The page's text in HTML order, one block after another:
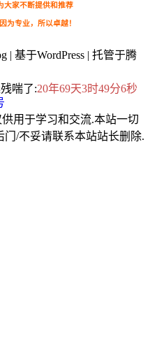
大家不断提供和推荐
为专业，所以卓越！
| 基于WordPress | 托管于腾
喘了:20年69天3时49分8秒
用于学习和交流.本站一切
/不妥请联系本站站长删除.